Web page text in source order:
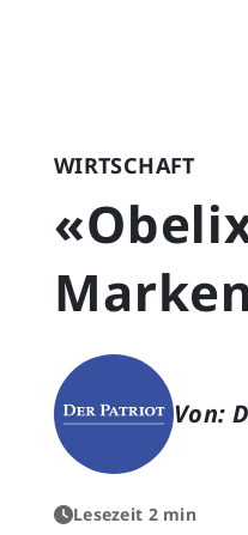
WIRTSCHAFT
Von:
Lesezeit 2 min